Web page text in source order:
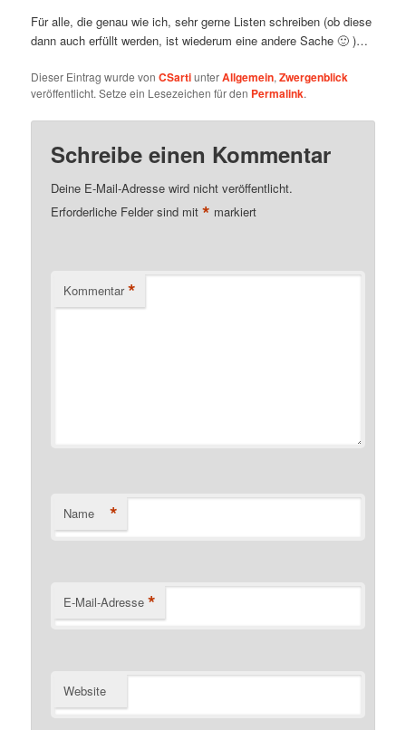
Für alle, die genau wie ich, sehr gerne Listen schreiben (ob diese
dann auch erfüllt werden, ist wiederum eine andere Sache 🙂 )…
Dieser Eintrag wurde vonCSartiunterAllgemein,Zwergenblick
veröffentlicht. Setze ein Lesezeichen für den Permalink.
Schreibe einen Kommentar
Deine E-Mail-Adresse wird nicht veröffentlicht.
Erforderliche Felder sind mit* markiert
Kommentar *
Name *
E-Mail-Adresse *
Website